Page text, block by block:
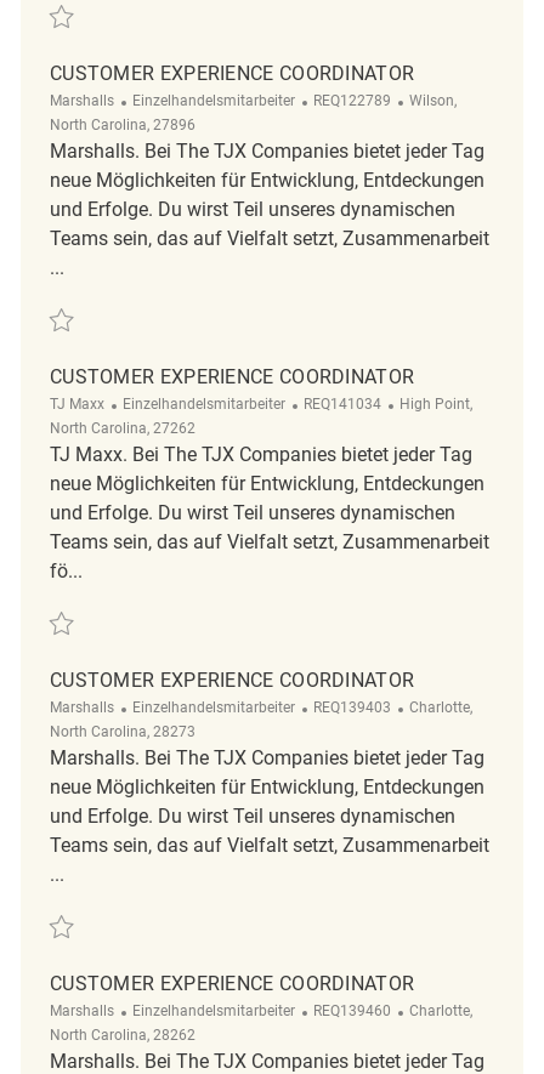
Retten Customer Experience Coordinator REQ128189
CUSTOMER EXPERIENCE COORDINATOR
Marshalls Kategorie
Einzelhandelsmitarbeiter ReqId
REQ122789 Ort
Wilson,
North Carolina, 27896
Marshalls. Bei The TJX Companies bietet jeder Tag
neue Möglichkeiten für Entwicklung, Entdeckungen
und Erfolge. Du wirst Teil unseres dynamischen
Teams sein, das auf Vielfalt setzt, Zusammenarbeit
...
Retten Customer Experience Coordinator REQ122789
CUSTOMER EXPERIENCE COORDINATOR
TJ Maxx Kategorie
Einzelhandelsmitarbeiter ReqId
REQ141034 Ort
High Point,
North Carolina, 27262
TJ Maxx. Bei The TJX Companies bietet jeder Tag
neue Möglichkeiten für Entwicklung, Entdeckungen
und Erfolge. Du wirst Teil unseres dynamischen
Teams sein, das auf Vielfalt setzt, Zusammenarbeit
fö...
Retten Customer Experience Coordinator REQ141034
CUSTOMER EXPERIENCE COORDINATOR
Marshalls Kategorie
Einzelhandelsmitarbeiter ReqId
REQ139403 Ort
Charlotte,
North Carolina, 28273
Marshalls. Bei The TJX Companies bietet jeder Tag
neue Möglichkeiten für Entwicklung, Entdeckungen
und Erfolge. Du wirst Teil unseres dynamischen
Teams sein, das auf Vielfalt setzt, Zusammenarbeit
...
Retten Customer Experience Coordinator REQ139403
CUSTOMER EXPERIENCE COORDINATOR
Marshalls Kategorie
Einzelhandelsmitarbeiter ReqId
REQ139460 Ort
Charlotte,
North Carolina, 28262
Marshalls. Bei The TJX Companies bietet jeder Tag